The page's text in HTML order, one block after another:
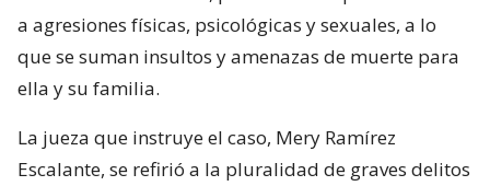
a agresiones físicas, psicológicas y sexuales, a lo
que se suman insultos y amenazas de muerte para
ella y su familia.
La jueza que instruye el caso, Mery Ramírez
Escalante, se refirió a la pluralidad de graves delitos